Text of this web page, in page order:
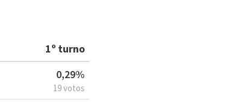
1º turno
0,29%
19 votos